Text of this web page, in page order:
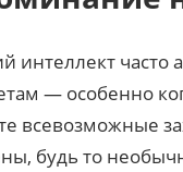
интеллект
— особенно
всевозможные
будь то